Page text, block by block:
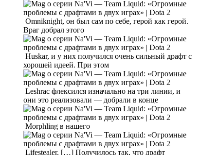
Omniknight, он был сам по себе, герой как герой.
Враг добрал этого
Huskar, и у них получился очень сильный драфт с
хорошей идеей. При этом
Leshrac флексился изначально на три линии, и
они это реализовали — добрали в конце
Morphling в нашего
Lifestealer. […] Получилось так, что драфт